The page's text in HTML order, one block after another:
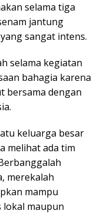
selama tiga
jantung
sangat intens.
selama kegiatan
bahagia karena
bersama dengan
keluarga besar
melihat ada tim
merekalah
mampu
lokal maupun